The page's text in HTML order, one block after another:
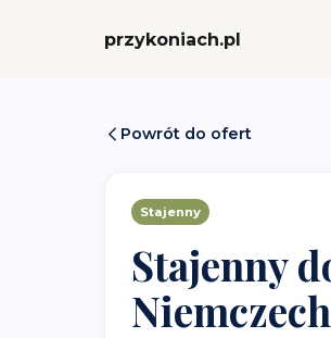
przykoniach.pl
Powrót do ofert
Stajenny
Stajenny